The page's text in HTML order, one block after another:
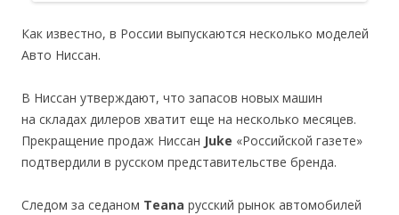
Как известно, в России выпускаются несколько моделей
Авто Ниссан.
В Ниссан утверждают, что запасов новых машин
на складах дилеров хватит еще на несколько месяцев.
Прекращение продаж Ниссан Juke «Российской газете»
подтвердили в русском представительстве бренда.
Следом за седаном Teana русский рынок автомобилей